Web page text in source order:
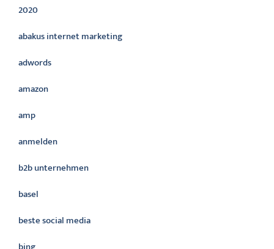
2020
abakus internet marketing
adwords
amazon
amp
anmelden
b2b unternehmen
basel
beste social media